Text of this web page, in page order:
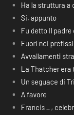
Ha la struttura a
Si, appunto
Fu detto Il padre
Fuori nei prefissi
Avvallamenti
La Thatcher era
Un seguace di
A favore
Francis _ ,